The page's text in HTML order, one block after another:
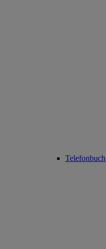
Telefonbuch